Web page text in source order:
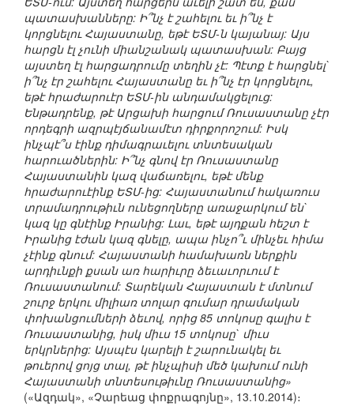
պատասխանները: Ի՞նչ է շահելու եւ ի՞նչ է
կորցնելու Հայաստանը, եթէ ԵՏՄ-ն կայանայ: Այս
հարցն էլ չունի միանշանակ պատասխան: Բայց
այստեղ էլ հարցադրումը տեղին չէ: Պէտք է հարցնել`
ի՞նչ էր շահելու Հայաստանը եւ ի՞նչ էր կորցնելու,
եթէ հրաժարուէր ԵՏՄ-ին անդամակցելուց:
Ենթադրենք, թէ Արցախի հարցում Ռուսաստանը չէր
որդեգրի ազրպէյճանամէտ դիրքորոշում: Իսկ
ինչպէ՞ս էինք դիմագրաւելու տնտեսական
հարուածներին: Ի՞նչ գնով էր Ռուսաստանը
Հայաստանին կազ վաճառելու, եթէ մենք
հրաժարուէինք ԵՏՄ-ից: Հայաստանում հակառուս
տրամադրութիւն ունեցողները առաջարկում են`
կազ կը գնէինք Իրանից: Լաւ, եթէ այդքան հեշտ է
Իրանից էժան կազ գնելը, ապա ինչո՞ւ մինչեւ հիմա
չէինք գնում: Հայաստանի համախառն ներքին
արդիւնքի քսան առ հարիւրը ձեւաւորւում է
Ռուսաստանում: Տարեկան Հայաստան է մտնում
շուրջ երկու միլիառ տոլար գումար դրամական
փոխանցումների ձեւով, որից 85 տոկոսը գալիս է
Ռուսաստանից, իսկ միւս 15 տոկոսը` միւս
երկրներից: Այսպէս կարելի է շարունակել եւ
թուերով ցոյց տալ, թէ ինչպիսի մեծ կախում ունի
Հայաստանի տնտեսութիւնը Ռուսաստանից»
(«Ազդակ», «Չարեաց փոքրագոյնը», 13.10.2014)։